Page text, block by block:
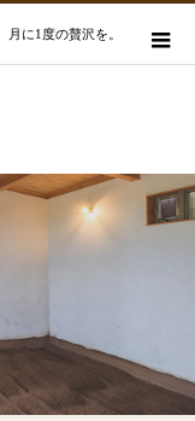
に1度の贅沢を。